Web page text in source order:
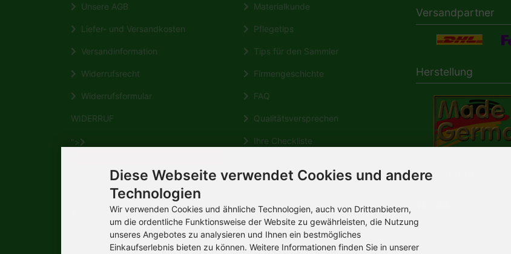
Unsere AGB
Liefer- und Versandkosten
Versandinformation
Widerrufsrecht
Widerrufsformular
WIDERRUF
">
Zahlungsmöglichkeiten
Kontakt
Allgemeine Verbraucherinformation
Materialkunde
Pflegetips
Tips für den Sammler
Firmengeschichte
FAQ
Qualitätsversprechen
Ihre Checkliste
Wikipedia
Versandpartner
Herstellung
Social Media
Diese Webseite verwendet Cookies und andere
Technologien
Wir verwenden Cookies und ähnliche Technologien, auch von Drittanbietern,
um die ordentliche Funktionsweise der Website zu gewährleisten, die Nutzung
unseres Angebotes zu analysieren und Ihnen ein bestmögliches
Einkaufserlebnis bieten zu können. Weitere Informationen finden Sie in unserer